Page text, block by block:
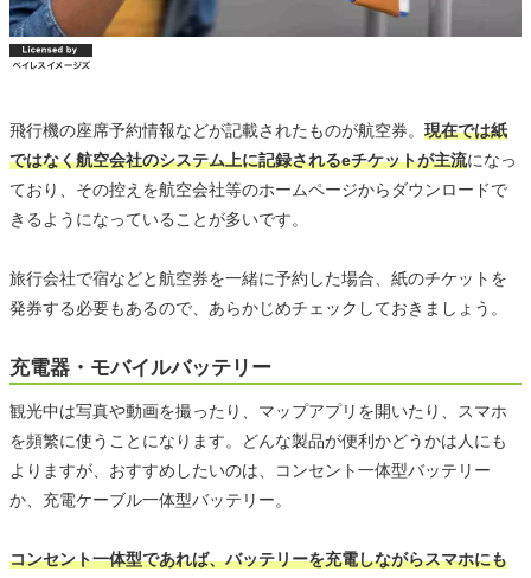
飛行機の座席予約情報などが記載されたものが航空券。 現在では紙
ではなく航空会社のシステム上に記録されるeチケットが主流になっ
ており、その控えを航空会社等のホームページからダウンロードで
きるようになっていることが多いです。
旅行会社で宿などと航空券を一緒に予約した場合、紙のチケットを
発券する必要もあるので、あらかじめチェックしておきましょう。
充電器・モバイルバッテリー
観光中は写真や動画を撮ったり、マップアプリを開いたり、スマホ
を頻繁に使うことになります。どんな製品が便利かどうかは人にも
よりますが、おすすめしたいのは、コンセント一体型バッテリー
か、充電ケーブル一体型バッテリー。
コンセント一体型であれば、バッテリーを充電しながらスマホにも